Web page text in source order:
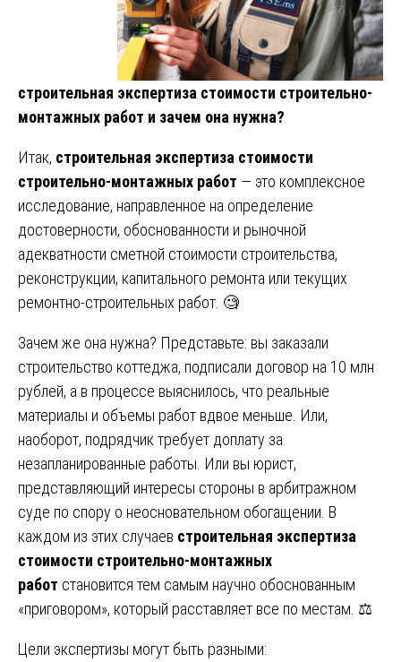
строительная экспертиза стоимости строительно-
монтажных работ и зачем она нужна?
Итак, строительная экспертиза стоимости
строительно-монтажных работ — это комплексное
исследование, направленное на определение
достоверности, обоснованности и рыночной
адекватности сметной стоимости строительства,
реконструкции, капитального ремонта или текущих
ремонтно-строительных работ. 🧐
Зачем же она нужна? Представьте: вы заказали
строительство коттеджа, подписали договор на 10 млн
рублей, а в процессе выяснилось, что реальные
материалы и объемы работ вдвое меньше. Или,
наоборот, подрядчик требует доплату за
незапланированные работы. Или вы юрист,
представляющий интересы стороны в арбитражном
суде по спору о неосновательном обогащении. В
каждом из этих случаев строительная экспертиза
стоимости строительно-монтажных
работ становится тем самым научно обоснованным
«приговором», который расставляет все по местам. ⚖️
Цели экспертизы могут быть разными: